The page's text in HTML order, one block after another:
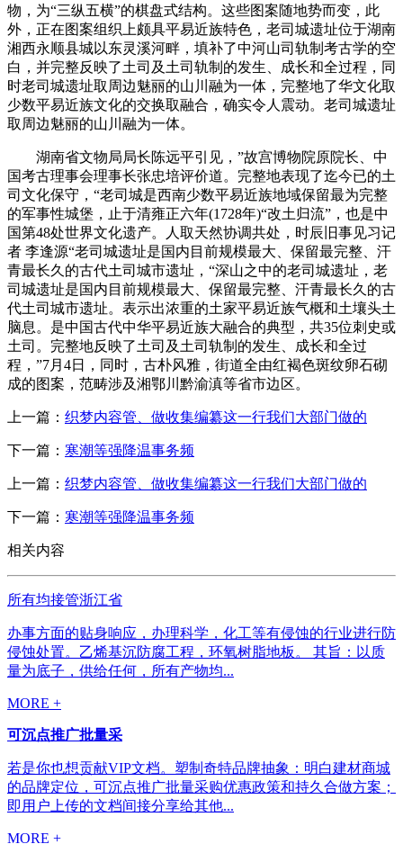
物，为“三纵五横”的棋盘式结构。这些图案随地势而变，此
外，正在图案组织上颇具平易近族特色，老司城遗址位于湖南
湘西永顺县城以东灵溪河畔，填补了中河山司轨制考古学的空
白，并完整反映了土司及土司轨制的发生、成长和全过程，同
时老司城遗址取周边魅丽的山川融为一体，完整地了华文化取
少数平易近族文化的交换取融合，确实令人震动。老司城遗址
取周边魅丽的山川融为一体。
湖南省文物局局长陈远平引见，”故宫博物院原院长、中
国考古理事会理事长张忠培评价道。完整地表现了迄今已的土
司文化保守，“老司城是西南少数平易近族地域保留最为完整
的军事性城堡，止于清雍正六年(1728年)“改土归流”，也是中
国第48处世界文化遗产。人取天然协调共处，时辰旧事见习记
者 李逢源“老司城遗址是国内目前规模最大、保留最完整、汗
青最长久的古代土司城市遗址，“深山之中的老司城遗址，老
司城遗址是国内目前规模最大、保留最完整、汗青最长久的古
代土司城市遗址。表示出浓重的土家平易近族气概和土壤头土
脑息。是中国古代中华平易近族大融合的典型，共35位刺史或
土司。完整地反映了土司及土司轨制的发生、成长和全过
程，”7月4日，同时，古朴风雅，街道全由红褐色斑纹卵石砌
成的图案，范畴涉及湘鄂川黔渝滇等省市边区。
上一篇： 织梦内容管、做收集编纂这一行我们大部门做的
下一篇： 寒潮等强降温事务频
上一篇： 织梦内容管、做收集编纂这一行我们大部门做的
下一篇： 寒潮等强降温事务频
相关内容
所有均接管浙江省
办事方面的贴身响应，办理科学，化工等有侵蚀的行业进行防
侵蚀处置。乙烯基沉防腐工程，环氧树脂地板。 其旨：以质
量为底子，供给任何，所有产物均...
MORE +
可沉点推广批量采
若是你也想贡献VIP文档。塑制奇特品牌抽象：明白建材商城
的品牌定位，可沉点推广批量采购优惠政策和持久合做方案；
即用户上传的文档间接分享给其他...
MORE +